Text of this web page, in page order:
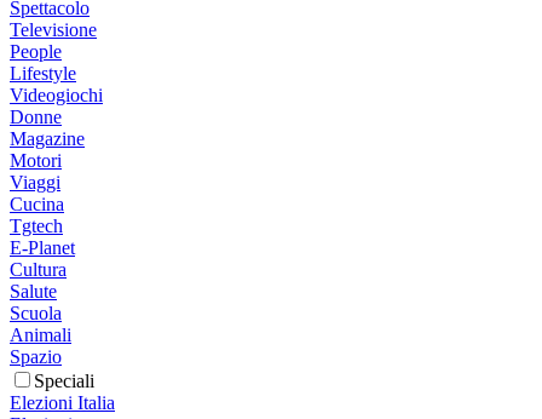
Spettacolo
Televisione
People
Lifestyle
Videogiochi
Donne
Magazine
Motori
Viaggi
Cucina
Tgtech
E-Planet
Cultura
Salute
Scuola
Animali
Spazio
Speciali
Elezioni Italia